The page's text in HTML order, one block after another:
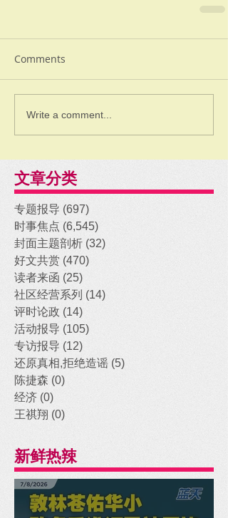
Comments
Write a comment...
文章分类
专题报导 (697)
时事焦点 (6,545)
封面主题剖析 (32)
好文共赏 (470)
读者来函 (25)
社区经营系列 (14)
评时论政 (14)
活动报导 (105)
专访报导 (12)
还原真相,拒绝造谣 (5)
陈捷森 (0)
经济 (0)
王祺翔 (0)
新鲜热辣